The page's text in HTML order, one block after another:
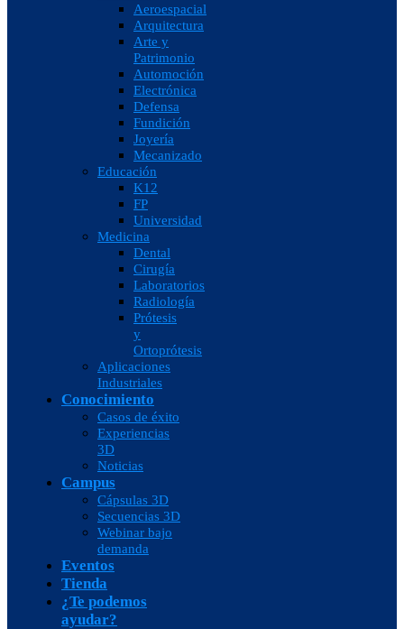
Aeroespacial
Arquitectura
Arte y
Patrimonio
Automoción
Electrónica
Defensa
Fundición
Joyería
Mecanizado
Educación
K12
FP
Universidad
Medicina
Dental
Cirugía
Laboratorios
Radiología
Prótesis
y
Ortoprótesis
Aplicaciones
Industriales
Conocimiento
Casos de éxito
Experiencias
3D
Noticias
Campus
Cápsulas 3D
Secuencias 3D
Webinar bajo
demanda
Eventos
Tienda
¿Te podemos
ayudar?